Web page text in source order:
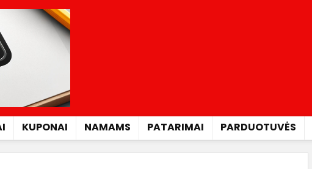
KUPONAI NAMAMS PATARIMAI PARDUOTUVĖS